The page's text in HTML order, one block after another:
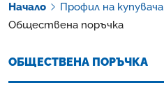
Начало Профил на купувача
Обществена поръчка
ОБЩЕСТВЕНА ПОРЪЧКА